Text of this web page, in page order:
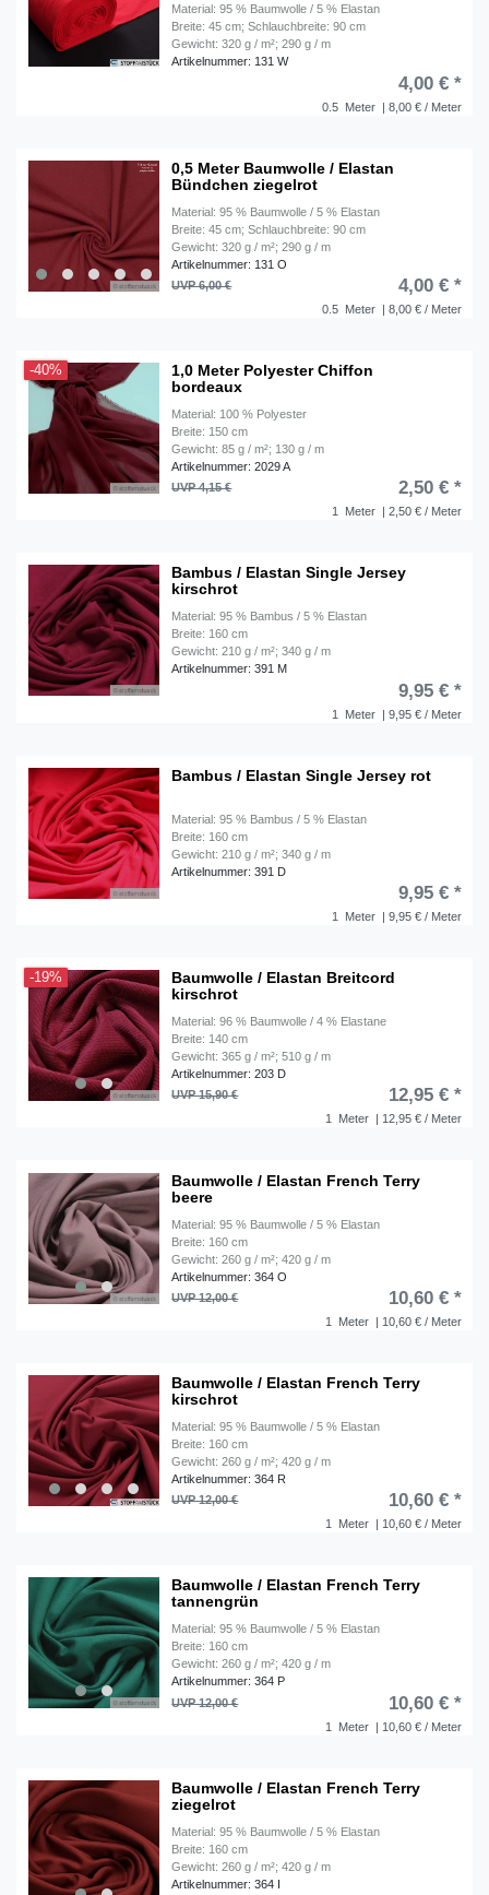
Material: 95 % Baumwolle / 5 % Elastan
Breite: 45 cm; Schlauchbreite: 90 cm
Gewicht: 320 g / m²; 290 g / m
Artikelnummer: 131 W
0.5 Meter | 8,00 € / Meter
4,00 € *
0,5 Meter Baumwolle / Elastan
Bündchen ziegelrot
Material: 95 % Baumwolle / 5 % Elastan
Breite: 45 cm; Schlauchbreite: 90 cm
Gewicht: 320 g / m²; 290 g / m
Artikelnummer: 131 O
0.5 Meter | 8,00 € / Meter
UVP 6,00 € 4,00 € *
-40%
1,0 Meter Polyester Chiffon
bordeaux
Material: 100 % Polyester
Breite: 150 cm
Gewicht: 85 g / m²; 130 g / m
Artikelnummer: 2029 A
1 Meter | 2,50 € / Meter
UVP 4,15 € 2,50 € *
Bambus / Elastan Single Jersey
kirschrot
Material: 95 % Bambus / 5 % Elastan
Breite: 160 cm
Gewicht: 210 g / m²; 340 g / m
Artikelnummer: 391 M
1 Meter | 9,95 € / Meter
9,95 € *
Bambus / Elastan Single Jersey rot
Material: 95 % Bambus / 5 % Elastan
Breite: 160 cm
Gewicht: 210 g / m²; 340 g / m
Artikelnummer: 391 D
1 Meter | 9,95 € / Meter
9,95 € *
-19%
Baumwolle / Elastan Breitcord
kirschrot
Material: 96 % Baumwolle / 4 % Elastane
Breite: 140 cm
Gewicht: 365 g / m²; 510 g / m
Artikelnummer: 203 D
1 Meter | 12,95 € / Meter
UVP 15,90 € 12,95 € *
Baumwolle / Elastan French Terry
beere
Material: 95 % Baumwolle / 5 % Elastan
Breite: 160 cm
Gewicht: 260 g / m²; 420 g / m
Artikelnummer: 364 O
1 Meter | 10,60 € / Meter
UVP 12,00 € 10,60 € *
Baumwolle / Elastan French Terry
kirschrot
Material: 95 % Baumwolle / 5 % Elastan
Breite: 160 cm
Gewicht: 260 g / m²; 420 g / m
Artikelnummer: 364 R
1 Meter | 10,60 € / Meter
UVP 12,00 € 10,60 € *
Baumwolle / Elastan French Terry
tannengrün
Material: 95 % Baumwolle / 5 % Elastan
Breite: 160 cm
Gewicht: 260 g / m²; 420 g / m
Artikelnummer: 364 P
1 Meter | 10,60 € / Meter
UVP 12,00 € 10,60 € *
Baumwolle / Elastan French Terry
ziegelrot
Material: 95 % Baumwolle / 5 % Elastan
Breite: 160 cm
Gewicht: 260 g / m²; 420 g / m
Artikelnummer: 364 I